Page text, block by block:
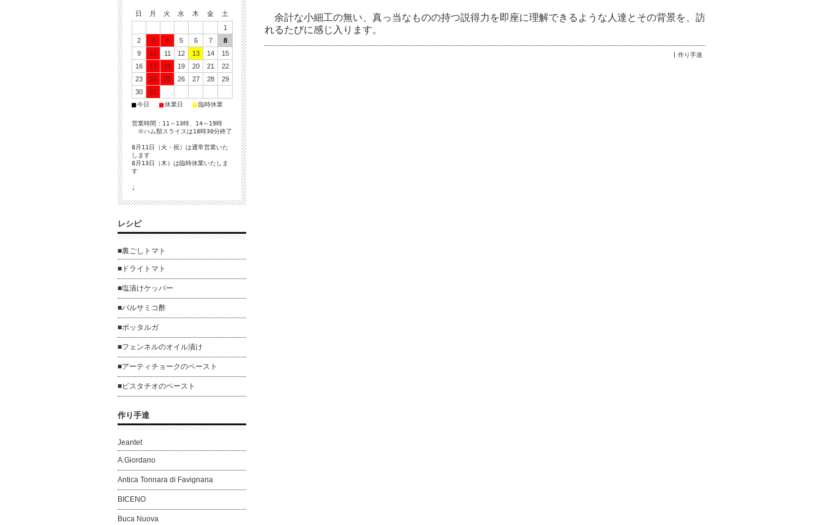
余計な小細工の無い、真っ当なものの持つ説得力を即座に理解できるような人達とその背景を、訪
れるたびに感じ入ります。
作り手達
日 月 火 水 木 金
土
1
2
3 4 5 6 7
8
9
10 11 12 13 14
15
16
17 18 19 20 21
22
23
24 25 26 27 28
29
30
31
■今日 ■休業日 ■臨時休業
営業時間：11～13時、14～19時
※ハム類スライスは18時30分終了
8月11日（火・祝）は通常営業いた
します
8月13日（木）は臨時休業いたしま
す
;
レシピ
■裏ごしトマト
■ドライトマト
■塩漬けケッパー
■バルサミコ酢
■ボッタルガ
■フェンネルのオイル漬け
■アーティチョークのペースト
■ピスタチオのペースト
作り手達
Jeantet
A.Giordano
Antica Tonnara di Favignana
BICENO
Buca Nuova